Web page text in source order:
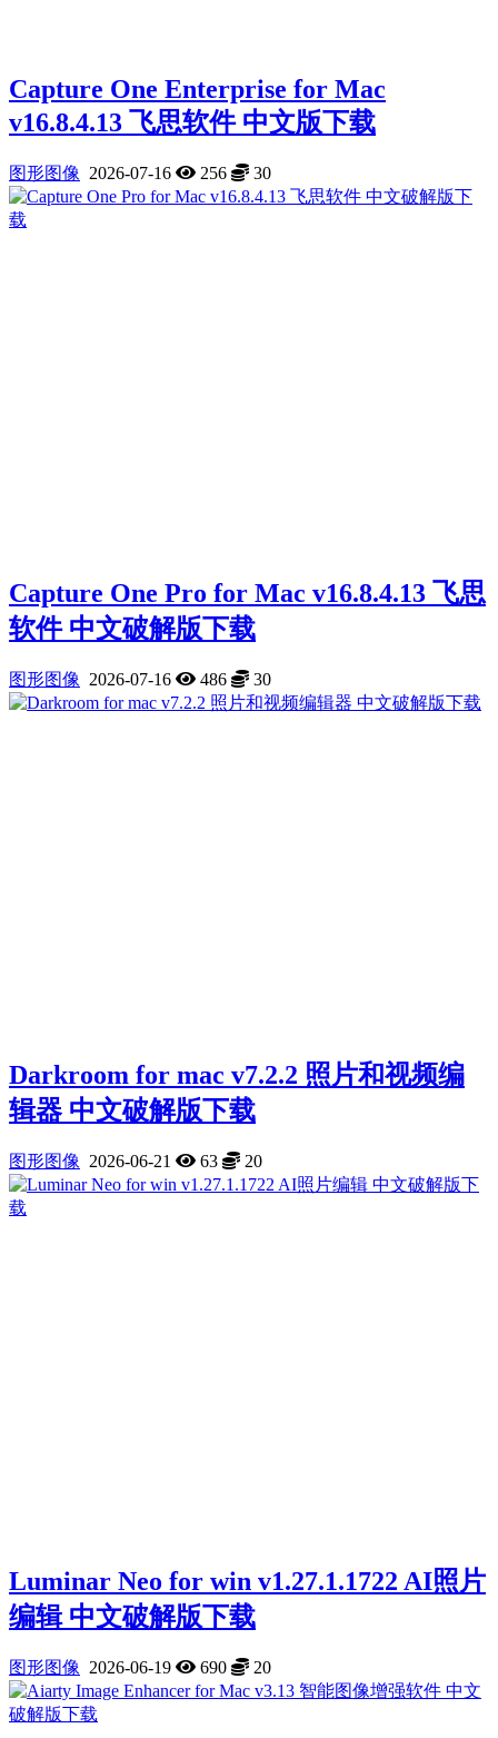
Capture One Enterprise for Mac
v16.8.4.13 飞思软件 中文版下载
图形图像 2026-07-16 256 30
Capture One Pro for Mac v16.8.4.13 飞思
软件 中文破解版下载
图形图像 2026-07-16 486 30
Darkroom for mac v7.2.2 照片和视频编
辑器 中文破解版下载
图形图像 2026-06-21 63 20
Luminar Neo for win v1.27.1.1722 AI照片
编辑 中文破解版下载
图形图像 2026-06-19 690 20